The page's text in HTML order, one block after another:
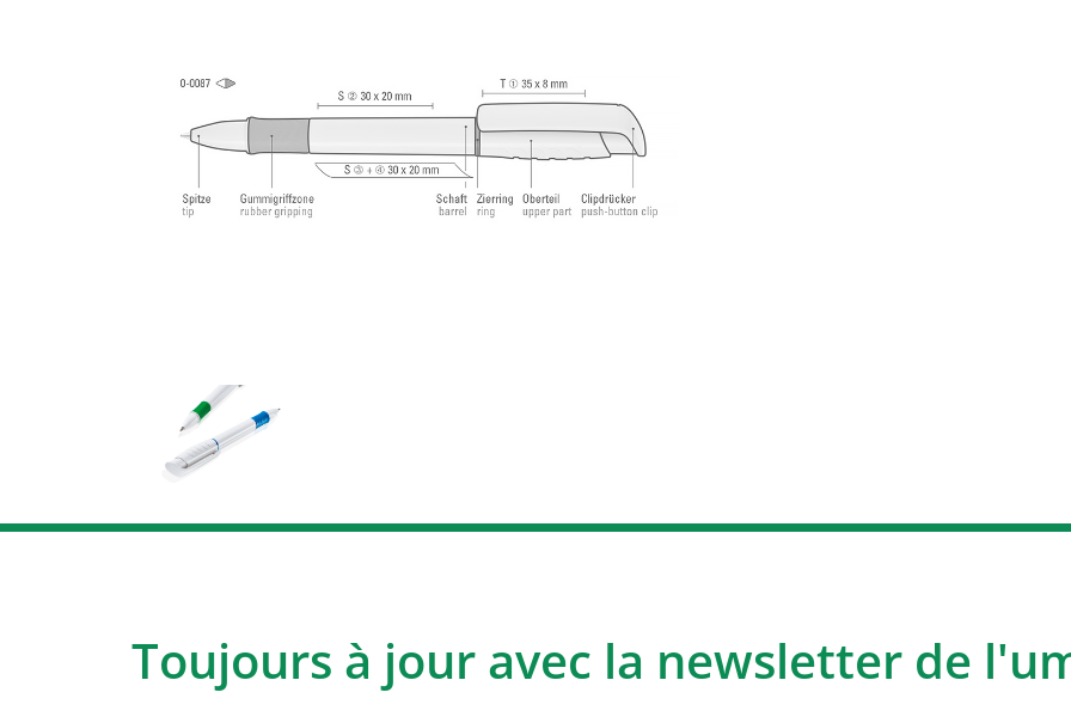
Toujours à jour avec la newsletter de